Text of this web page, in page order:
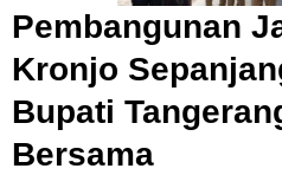
Pembangunan
Kronjo
Bupati
Bersama